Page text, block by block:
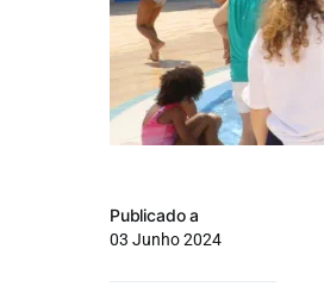
Publicado a
03 Junho 2024